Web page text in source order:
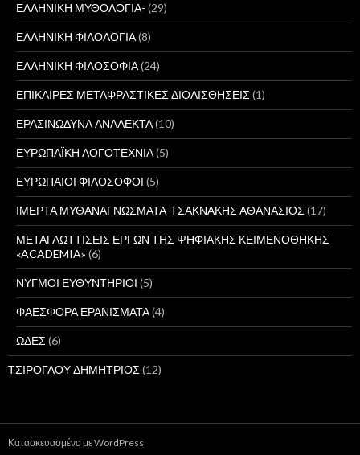
ΕΛΛΗΝΙΚΗ ΜΥΘΟΛΟΓΙΑ- (29)
ΕΛΛΗΝΙΚΗ ΦΙΛΟΛΟΓΙΑ(8)
ΕΛΛΗΝΙΚΗ ΦΙΛΟΣΟΦΙΑ(24)
ΕΠΙΚΑΙΡΕΣ ΜΕΤΑΦΡΑΣΤΙΚΕΣ ΔΙΟΛΙΣΘΗΣΕΙΣ (1)
ΕΡΑΣΙΝΩΔΥΝΑ ΑΝΑΛΕΚΤΑ(10)
ΕΥΡΩΠΑΪΚΗ ΛΟΓΟΤΕΧΝΙΑ(5)
ΕΥΡΩΠΑΙΟΙ ΦΙΛΟΣΟΦΟΙ (5)
ΙΜΕΡΤΑ ΜΥΘΑΝΑΓΝΩΣΜΑΤΑ-ΤΣΑΚΝΑΚΗΣ ΑΘΑΝΑΣΙΟΣ (17)
ΜΕΤΑΓΛΩΤΤΙΣΕΙΣ ΕΡΓΩΝ ΤΗΣ ΨΗΦΙΑΚΗΣ ΚΕΙΜΕΝΟΘΗΚΗΣ
«ACADEMIA» (6)
ΝΥΓΜΟΙ ΕΥΘΥΝΤΗΡΙΟΙ (5)
ΦΑΕΣΦΟΡΑ ΕΡΑΝΙΣΜΑΤΑ(4)
ΩΔΕΣ (6)
ΤΣΙΡΟΓΛΟΥ ΔΗΜΗΤΡΙΟΣ (12)
Κατασκευασμένο με WordPress